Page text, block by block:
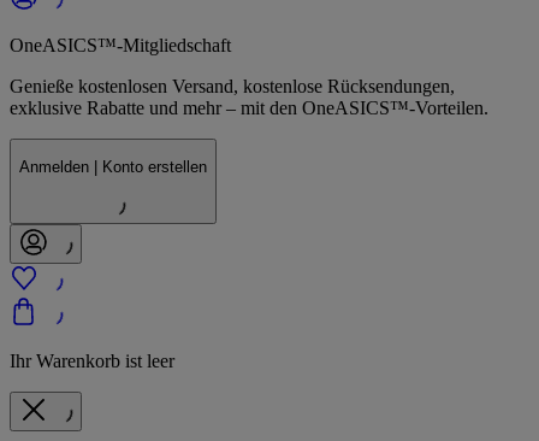
OneASICS™-Mitgliedschaft
Genieße kostenlosen Versand, kostenlose Rücksendungen,
exklusive Rabatte und mehr – mit den OneASICS™-Vorteilen.
Anmelden | Konto erstellen
Ihr Warenkorb ist leer